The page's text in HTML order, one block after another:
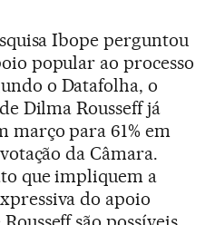
Ibope perguntou
popular ao processo
o Datafolha, o
Dilma Rousseff já
março para 61% em
da Câmara.
que impliquem a
do apoio